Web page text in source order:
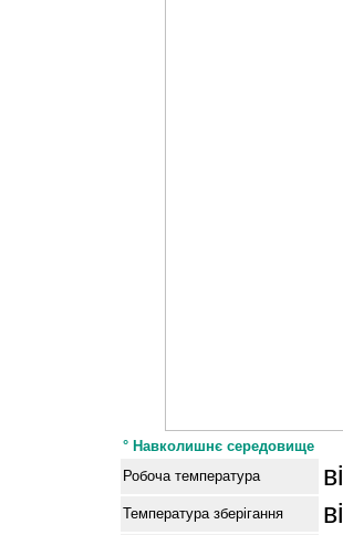
° Навколишнє середовище
Робоча температура
Температура зберігання